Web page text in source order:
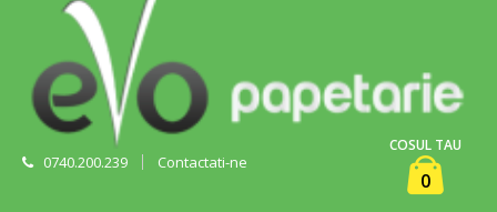
0740.200.239 Contactati-ne
COSUL TAU
0